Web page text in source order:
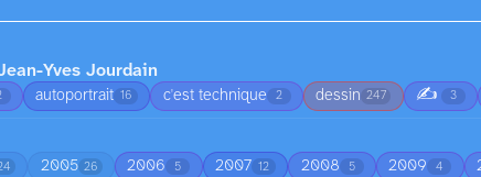
Yves Jourdain
autoportrait 16 c'est technique 2 dessin 247 ✍️ 3
2005 26 2006 5 2007 12 2008 5 2009 4